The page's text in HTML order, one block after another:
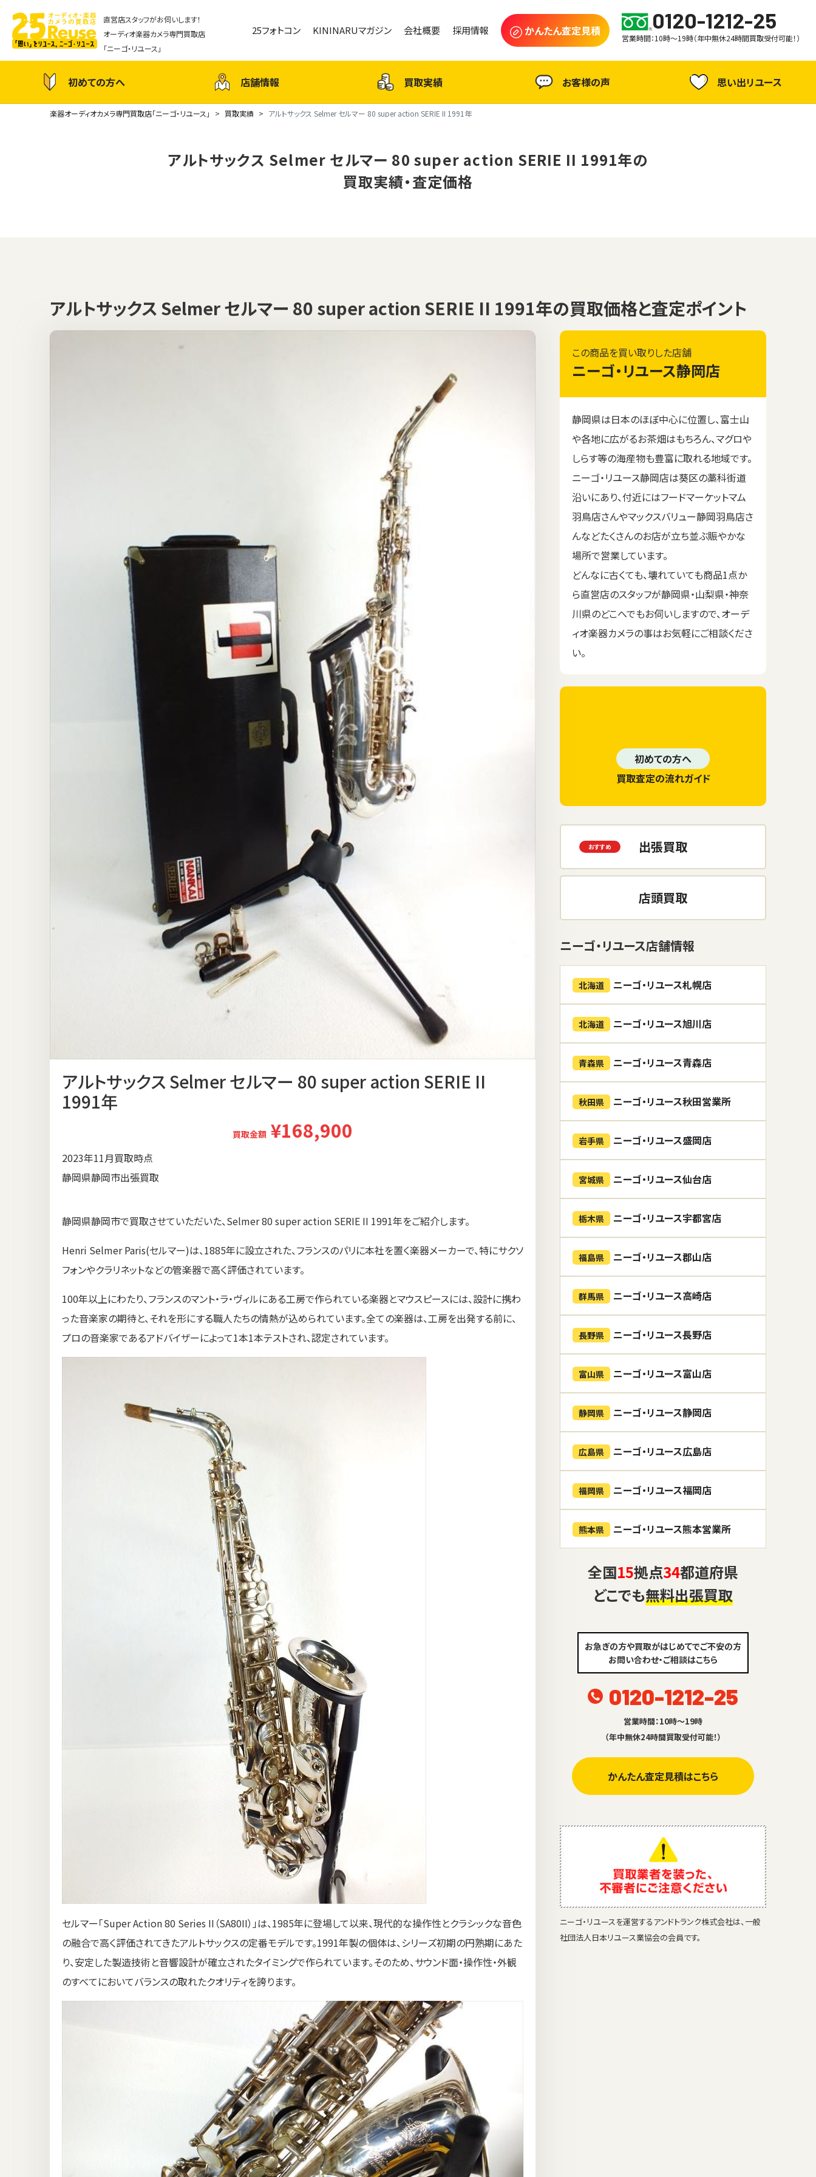
直営店スタッフがお伺いします！
オーディオ楽器カメラ専門買取店
「ニーゴ・リユース」
25フォトコン KININARUマガジン 会社概要 採用情報 かんたん査定見積 0120-1212-25
営業時間：10時～19時（年中無休24時間買取受付可能！）
初めての方へ 店舗情報 買取実績 お客様の声 思い出リユース
楽器オーディオカメラ専門買取店「ニーゴ・リユース」 買取実績 アルトサックス Selmer セルマー 80 super action SERIE II 1991年
アルトサックス Selmer セルマー 80 super action SERIE II 1991年の
買取実績・査定価格
アルトサックス Selmer セルマー 80 super action SERIE II 1991年の買取価格と査定ポイント
アルトサックス Selmer セルマー 80 super action SERIE II
1991年
買取金額 ¥168,900
2023年11月買取時点
静岡県静岡市出張買取
静岡県静岡市で買取させていただいた、Selmer 80 super action SERIE II 1991年をご紹介します。
Henri Selmer Paris(セルマー)は、1885年に設立された、フランスのパリに本社を置く楽器メーカーで、特にサクソ
フォンやクラリネットなどの管楽器で高く評価されています。
100年以上にわたり、フランスのマント・ラ・ヴィルにある工房で作られている楽器とマウスピースには、設計に携わ
った音楽家の期待と、それを形にする職人たちの情熱が込められています。全ての楽器は、工房を出発する前に、
プロの音楽家であるアドバイザーによって1本1本テストされ、認定されています。
セルマー「Super Action 80 Series II（SA80II）」は、1985年に登場して以来、現代的な操作性とクラシックな音色
の融合で高く評価されてきたアルトサックスの定番モデルです。1991年製の個体は、シリーズ初期の円熟期にあた
り、安定した製造技術と音響設計が確立されたタイミングで作られています。そのため、サウンド面・操作性・外観
のすべてにおいてバランスの取れたクオリティを誇ります。
この商品を買い取りした店舗
ニーゴ・リユース静岡店
静岡県は日本のほぼ中心に位置し、富士山
や各地に広がるお茶畑はもちろん、マグロや
しらす等の海産物も豊富に取れる地域です。
ニーゴ・リユース静岡店は葵区の藁科街道
沿いにあり、付近にはフードマーケットマム
羽鳥店さんやマックスバリュー静岡羽鳥店さ
んなどたくさんのお店が立ち並ぶ賑やかな
場所で営業しています。
どんなに古くても、壊れていても商品1点か
ら直営店のスタッフが静岡県・山梨県・神奈
川県のどこへでもお伺いしますので、オーデ
ィオ楽器カメラの事はお気軽にご相談くださ
い。
初めての方へ
買取査定の流れガイド
出張買取
店頭買取
ニーゴ・リユース店舗情報
北海道 ニーゴ・リユース札幌店
北海道 ニーゴ・リユース旭川店
青森県 ニーゴ・リユース青森店
秋田県 ニーゴ・リユース秋田営業所
岩手県 ニーゴ・リユース盛岡店
宮城県 ニーゴ・リユース仙台店
栃木県 ニーゴ・リユース宇都宮店
福島県 ニーゴ・リユース郡山店
群馬県 ニーゴ・リユース高崎店
長野県 ニーゴ・リユース長野店
富山県 ニーゴ・リユース富山店
静岡県 ニーゴ・リユース静岡店
広島県 ニーゴ・リユース広島店
福岡県 ニーゴ・リユース福岡店
熊本県 ニーゴ・リユース熊本営業所
全国15拠点34都道府県
どこでも無料出張買取
お急ぎの方や買取がはじめてでご不安の方
お問い合わせ・ご相談はこちら
0120-1212-25
営業時間：10時～19時
（年中無休24時間買取受付可能！）
かんたん査定見積はこちら
ニーゴ・リユースを運営するアンドトランク株式会社は、一般
社団法人日本リユース業協会の会員です。